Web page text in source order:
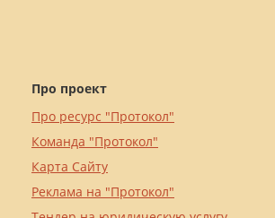
Про проект
Про ресурс "Протокол"
Команда "Протокол"
Карта Сайту
Реклама на "Протокол"